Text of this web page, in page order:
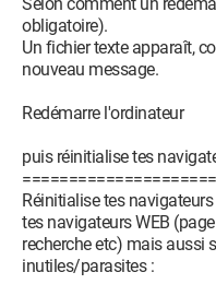
obligatoire).
Un fichier texte apparaît,
nouveau message.
Redémarre l'ordinateur
puis réinitialise tes
Réinitialise tes
tes navigateurs WEB
recherche etc) mais aussi
inutiles/parasites :